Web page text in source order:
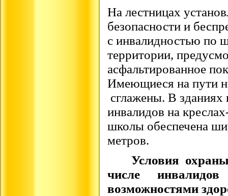
На лестницах
безопасности и
с инвалидностью по
территории,
асфальтированное
Имеющиеся на пути
сглажены. В
инвалидов на
школы обеспечена
метров.
Условия
числе
возможностями